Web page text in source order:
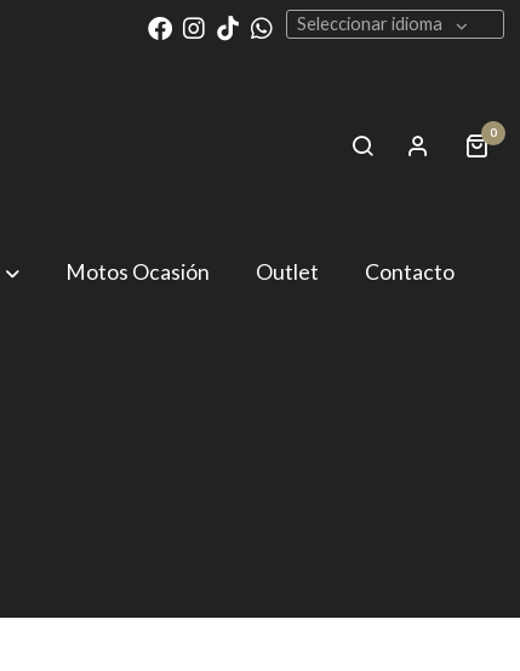
Seleccionar idioma
0
Motos Ocasión Outlet Contacto